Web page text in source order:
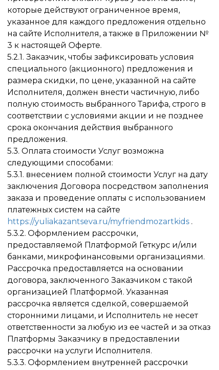
которые действуют ограниченное время,
указанное для каждого предложения отдельно
на сайте Исполнителя, а также в Приложении №
3 к настоящей Оферте.
5.2.1. Заказчик, чтобы зафиксировать условия
специального (акционного) предложения и
размера скидки, по цене, указанной на сайте
Исполнителя, должен внести частичную, либо
полную стоимость выбранного Тарифа, строго в
соответствии с условиями акции и не позднее
срока окончания действия выбранного
предложения.
5.3. Оплата стоимости Услуг возможна
следующими способами:
5.3.1. внесением полной стоимости Услуг на дату
заключения Договора посредством заполнения
заказа и проведение оплаты с использованием
платежных систем на сайте
https://yuliakazantseva.ru/myfriendmozartkids .
5.3.2. Оформлением рассрочки,
предоставляемой Платформой Геткурс и/или
банками, микрофинансовыми организациями.
Рассрочка предоставляется на основании
договора, заключенного Заказчиком с такой
организацией Платформой. Указанная
рассрочка является сделкой, совершаемой
сторонними лицами, и Исполнитель не несет
ответственности за любую из ее частей и за отказ
Платформы Заказчику в предоставлении
рассрочки на услуги Исполнителя.
5.3.3. Оформлением внутренней рассрочки